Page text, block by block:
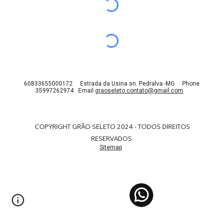
60833655000172 Estrada da Usina sn. Pedralva -MG Phone
35997262974 Email graoseleto.contato@gmail.com
COPYRIGHT GRÃO SELETO 2024- TODOS DIREITOS
RESERVADOS
Sitemap